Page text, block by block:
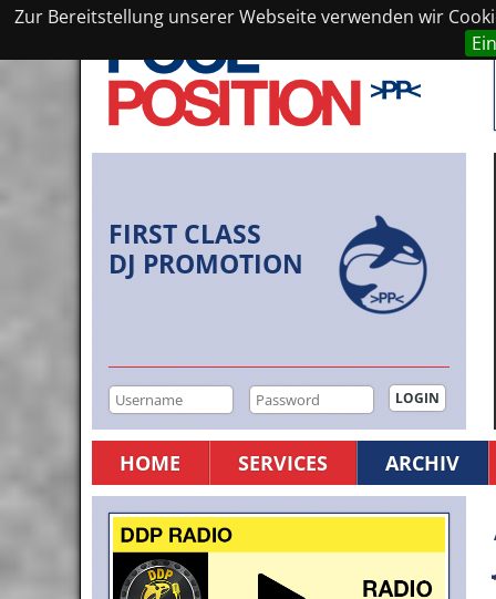
Zur Bereitstellung unserer Webseite verwenden wir
FIRST CLASS
DJ PROMOTION
HOME SERVICES ARCHIV